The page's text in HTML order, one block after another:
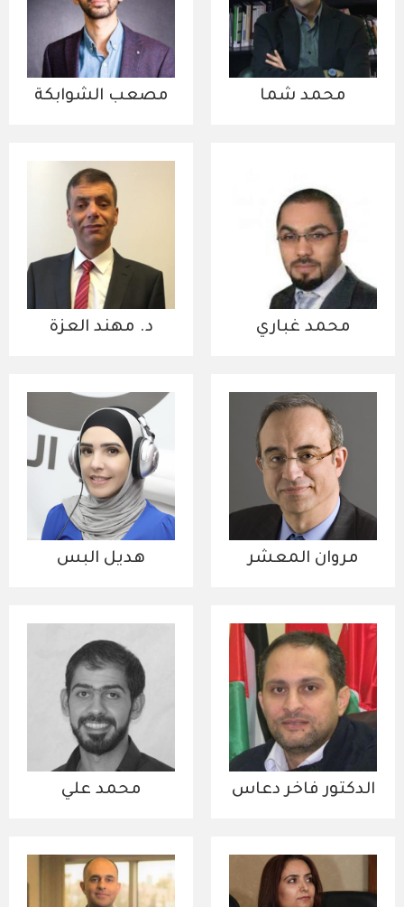
محمد شما مصعب الشوابكة
محمد غباري د. مهند العزة
مروان المعشر هديل البس
الدكتور فاخر دعاس محمد علي